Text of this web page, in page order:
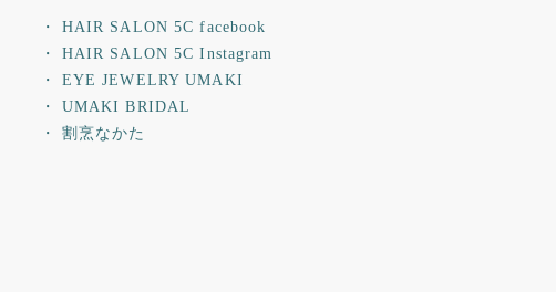
・ HAIR SALON 5C facebook
・ HAIR SALON 5C Instagram
・ EYE JEWELRY UMAKI
・ UMAKI BRIDAL
・ 割烹なかた